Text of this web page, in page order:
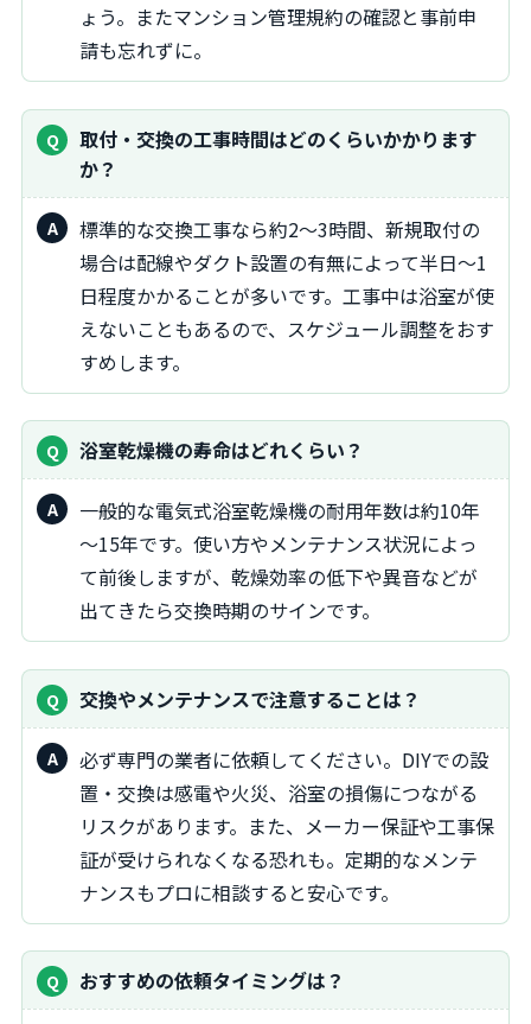
ょう。またマンション管理規約の確認と事前申
請も忘れずに。
取付・交換の工事時間はどのくらいかかります
か？
標準的な交換工事なら約2～3時間、新規取付の
場合は配線やダクト設置の有無によって半日～1
日程度かかることが多いです。工事中は浴室が使
えないこともあるので、スケジュール調整をおす
すめします。
浴室乾燥機の寿命はどれくらい？
一般的な電気式浴室乾燥機の耐用年数は約10年
～15年です。使い方やメンテナンス状況によっ
て前後しますが、乾燥効率の低下や異音などが
出てきたら交換時期のサインです。
交換やメンテナンスで注意することは？
必ず専門の業者に依頼してください。DIYでの設
置・交換は感電や火災、浴室の損傷につながる
リスクがあります。また、メーカー保証や工事保
証が受けられなくなる恐れも。定期的なメンテ
ナンスもプロに相談すると安心です。
おすすめの依頼タイミングは？